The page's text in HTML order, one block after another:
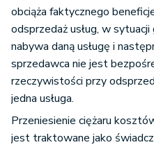
obciąża faktycznego
odsprzedaż usług, w
nabywa daną usługę i
sprzedawca nie jest
rzeczywistości przy
jedna usługa.
Przeniesienie ciężaru
jest traktowane jako